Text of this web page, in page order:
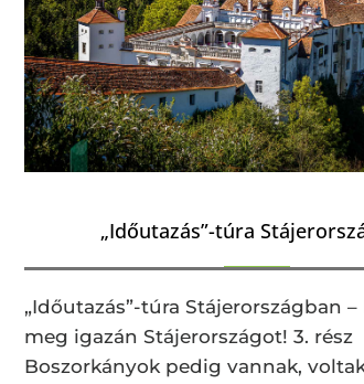
„Időutazás”-túra
„Időutazás”-túra Stájerországban
meg igazán Stájerországot! 3. rész
Boszorkányok pedig vannak,